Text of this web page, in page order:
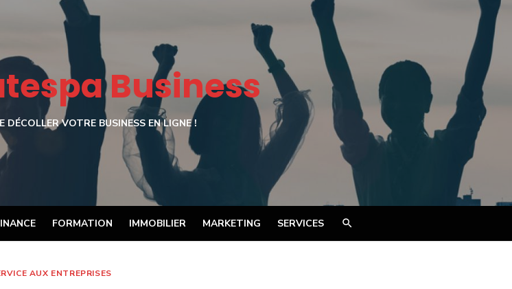
Business
DÉCOLLER VOTRE BUSINESS EN LIGNE !
FORMATION IMMOBILIER MARKETING SERVICES
AUX ENTREPRISES